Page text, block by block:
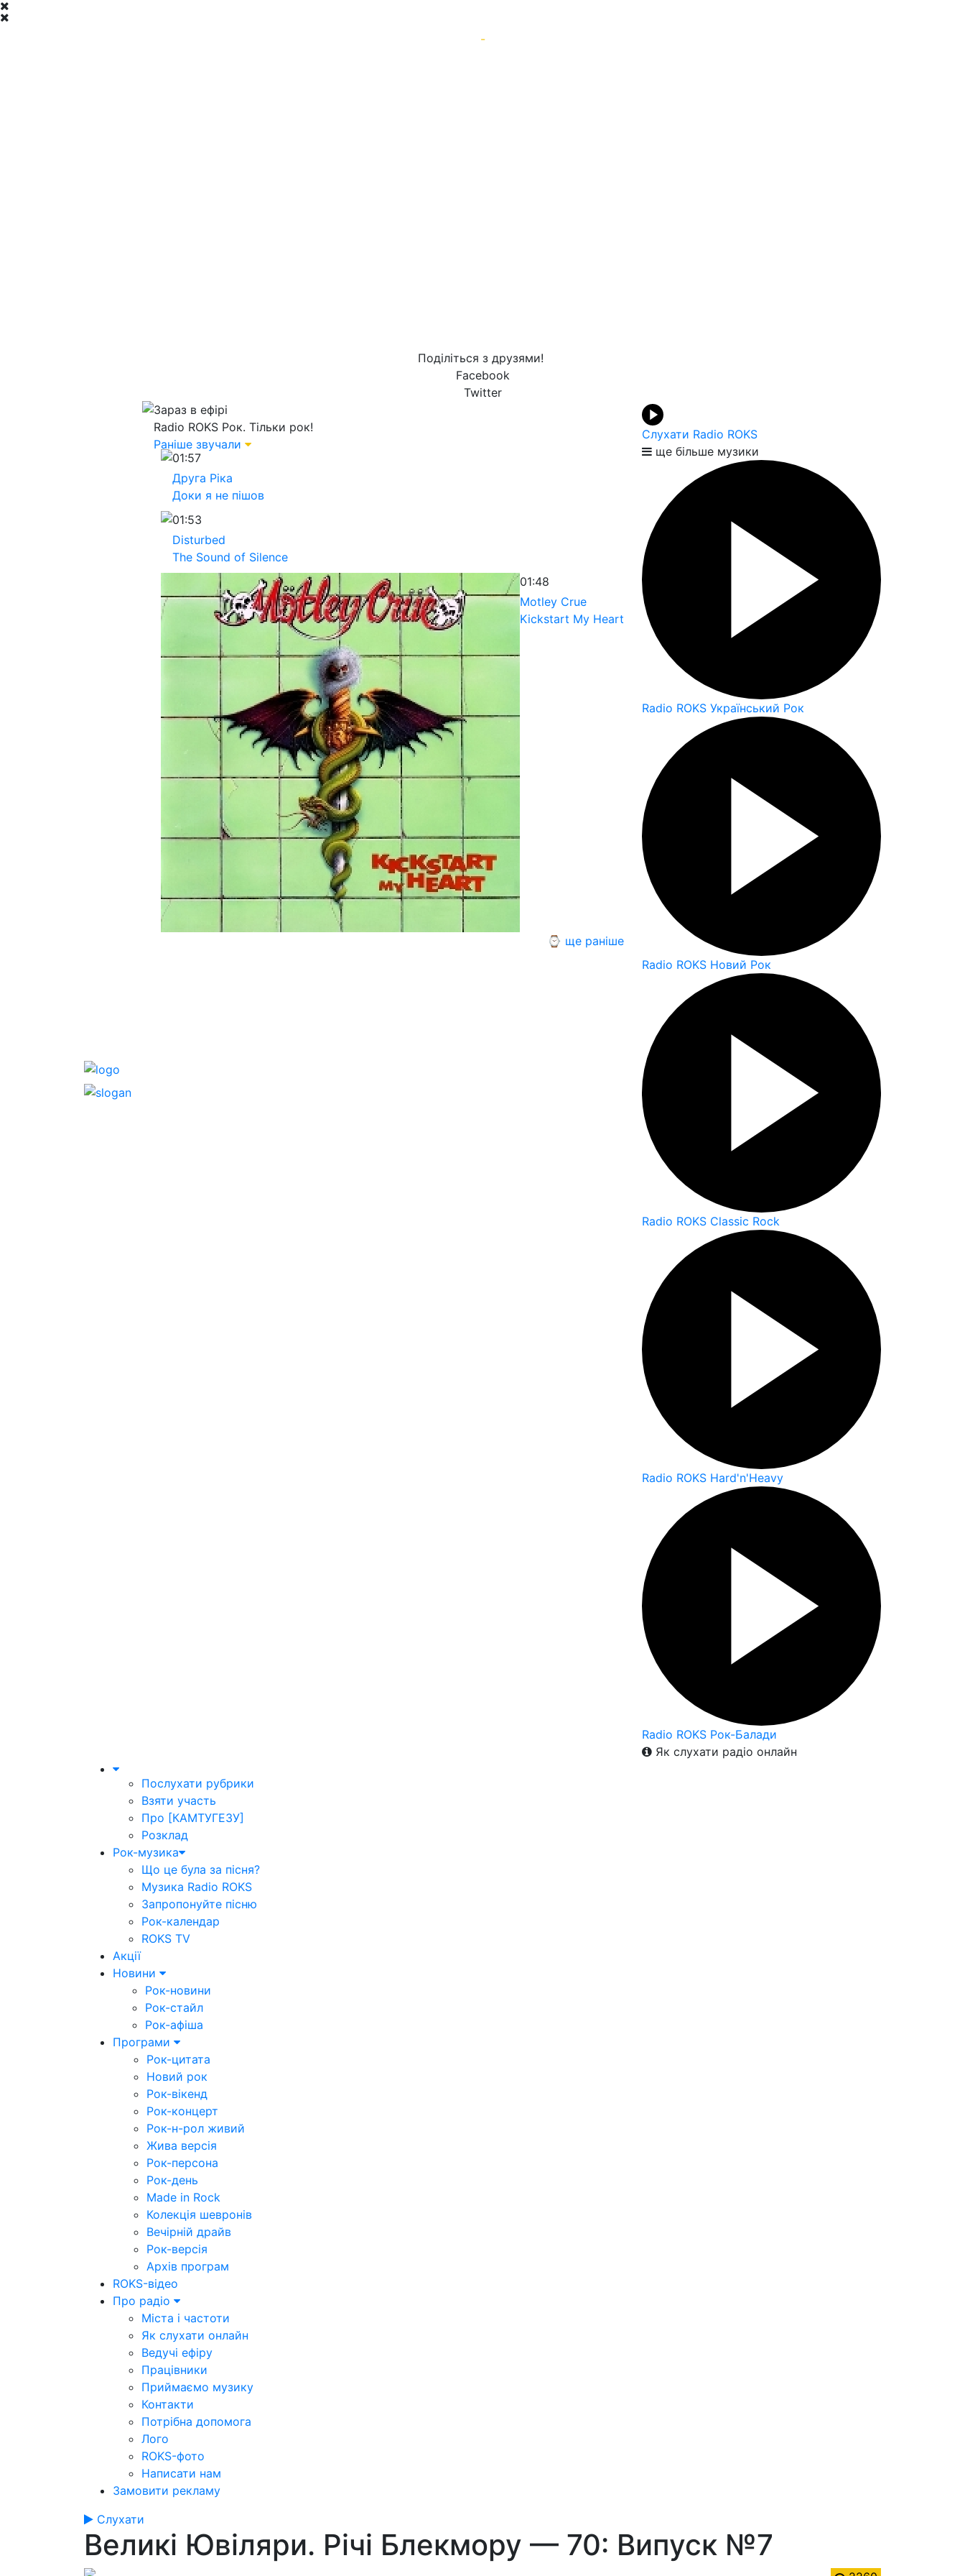
-
Поділіться з друзями!
Facebook
Twitter
Зараз в ефірі
Radio ROKS Рок. Тільки рок!
Раніше звучали
01:57
Друга Ріка
Доки я не пішов
01:53
Disturbed
The Sound of Silence
01:48
Motley Crue
Kickstart My Heart
⌚ ще раніше
Слухати Radio ROKS
ще більше музики
Radio ROKS Український Рок
Radio ROKS Новий Рок
Radio ROKS Classic Rock
Radio ROKS Hard'n'Heavy
Radio ROKS Рок-Балади
Як слухати радіо онлайн
Послухати рубрики
Взяти участь
Про [КАМТУГЕЗУ]
Розклад
Рок-музика
Що це була за пісня?
Музика Radio ROKS
Запропонуйте пісню
Рок-календар
ROKS TV
Акції
Новини
Рок-новини
Рок-стайл
Рок-афіша
Програми
Рок-цитата
Новий рок
Рок-вікенд
Рок-концерт
Рок-н-рол живий
Жива версія
Рок-персона
Рок-день
Made in Rock
Колекція шевронів
Вечірній драйв
Рок-версія
Архів програм
ROKS-відео
Про радіо
Міста і частоти
Як слухати онлайн
Ведучі ефіру
Працівники
Приймаємо музику
Контакти
Потрібна допомога
Лого
ROKS-фото
Написати нам
Замовити рекламу
Слухати
Великі Ювіляри. Річі Блекмору — 70: Випуск №7